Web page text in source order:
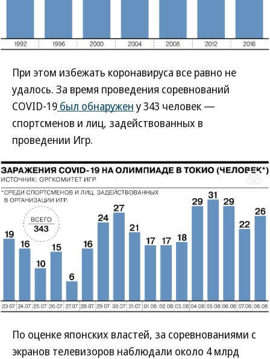
При этом избежать коронавируса все равно не
удалось. За время проведения соревнований
COVID-19 был обнаружен у 343 человек —
спортсменов и лиц, задействованных в
проведении Игр.
По оценке японских властей, за соревнованиями с
экранов телевизоров наблюдали около 4 млрд